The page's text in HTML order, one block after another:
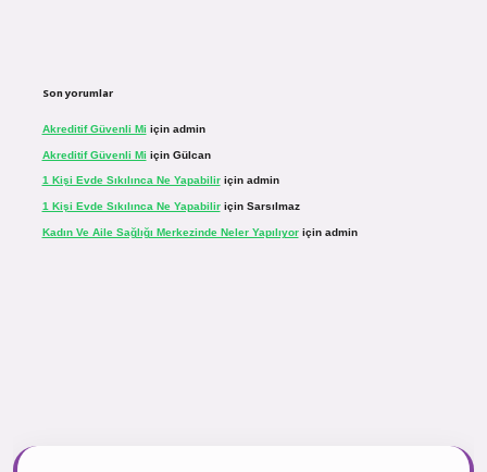
Son yorumlar
Akreditif Güvenli Mi için admin
Akreditif Güvenli Mi için Gülcan
1 Kişi Evde Sıkılınca Ne Yapabiliriçin admin
1 Kişi Evde Sıkılınca Ne Yapabiliriçin Sarsılmaz
Kadın Ve Aile Sağlığı Merkezinde Neler Yapılıyoriçin admin